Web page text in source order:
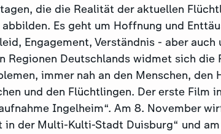
die die Realität der aktuellen
Es geht um Hoffnung und
Engagement, Verständnis - aber auch
Regionen Deutschlands widmet sich die
immer nah an den Menschen, den
und den Flüchtlingen. Der erste Film
Ingelheim“. Am 8. November
der Multi-Kulti-Stadt Duisburg“ und